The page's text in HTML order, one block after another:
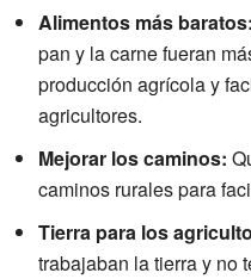
Alimentos más baratos:
pan y la carne fueran
producción agrícola y
agricultores.
Mejorar los caminos:
caminos rurales para
Tierra para los
trabajaban la tierra y no